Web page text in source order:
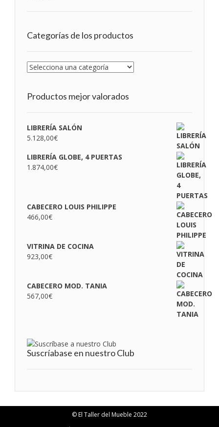
Categorías de los productos
Productos mejor valorados
LIBRERÍA SALÓN
5.128,00€
LIBRERÍA GLOBE, 4 PUERTAS
1.874,00€
CABECERO LOUIS PHILIPPE
466,00€
VITRINA DE COCINA
923,00€
CABECERO MOD. TANIA
567,00€
Suscríabase en nuestro Club
© El Taller del Mueble 2022